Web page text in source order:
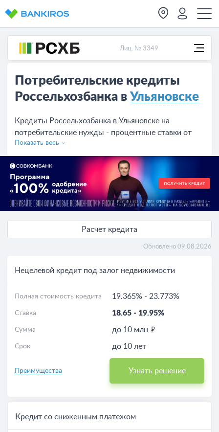
Лиц. № 3349
Потребительские кредиты
Россельхозбанка в Ульяновске
Кредиты Россельхозбанка в Ульяновске на
потребительские нужды - процентные ставки от
18.65%, предложений на сегодняшний день - 13.
Чтобы взять кредит оставьте заявку с сайта или
обратитесь в отделение банка.
Показать весь
Расчет кредита
Обновлено 09.08.2026
Нецелевой кредит под залог недвижимости
Полная стоимость кредита 19.365% - 23.773%
Ставка 18.65 - 19.95%
Сумма до 10 млн
Срок до 10 лет
Преимущества Узнать решение
Кредит со сниженным платежом